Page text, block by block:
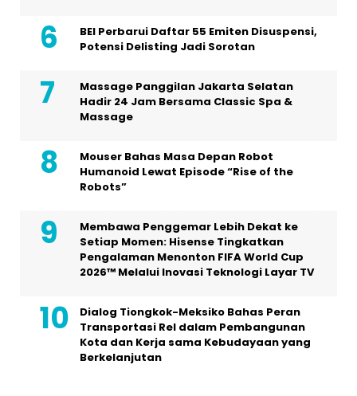
BEI Perbarui Daftar 55 Emiten Disuspensi,
Potensi Delisting Jadi Sorotan
Massage Panggilan Jakarta Selatan
Hadir 24 Jam Bersama Classic Spa &
Massage
Mouser Bahas Masa Depan Robot
Humanoid Lewat Episode “Rise of the
Robots”
Membawa Penggemar Lebih Dekat ke
Setiap Momen: Hisense Tingkatkan
Pengalaman Menonton FIFA World Cup
2026™ Melalui Inovasi Teknologi Layar TV
Dialog Tiongkok-Meksiko Bahas Peran
Transportasi Rel dalam Pembangunan
Kota dan Kerja sama Kebudayaan yang
Berkelanjutan